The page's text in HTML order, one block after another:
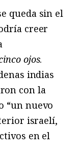
queda sin el
creer
ojos.
indias
con la
“un nuevo
israelí,
en el